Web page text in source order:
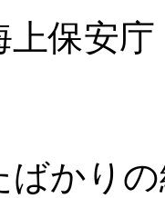
上保安
ばかり